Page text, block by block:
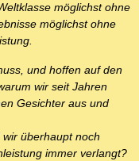
möglichst ohne
möglichst ohne
und hoffen auf den
wir seit Jahren
Gesichter aus und
überhaupt noch
immer verlangt?